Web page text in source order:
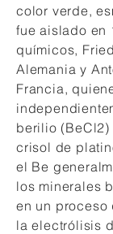
color verde,
fue aislado en
químicos,
Alemania y
Francia,
berilio
crisol de
el Be
los minerales
en un proceso
la electrólisis